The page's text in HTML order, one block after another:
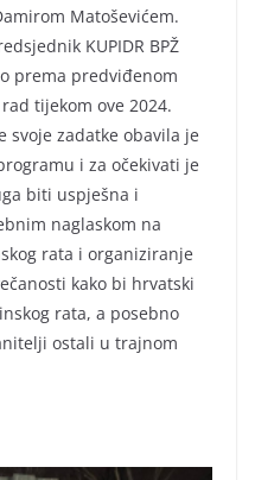
Matoševićem.
KUPIDR BPŽ
prema predviđenom
tijekom ove 2024.
svoje zadatke obavila je
i za očekivati je
biti uspješna i
naglaskom na
rata i organiziranje
kako bi hrvatski
rata, a posebno
ostali u trajnom